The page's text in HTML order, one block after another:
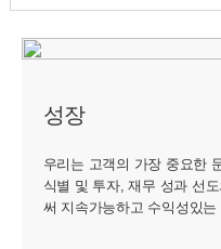
성장
우리는 고객의 가장 중요한
식별 및 투자, 재무 성과 선
써 지속가능하고 수익성있